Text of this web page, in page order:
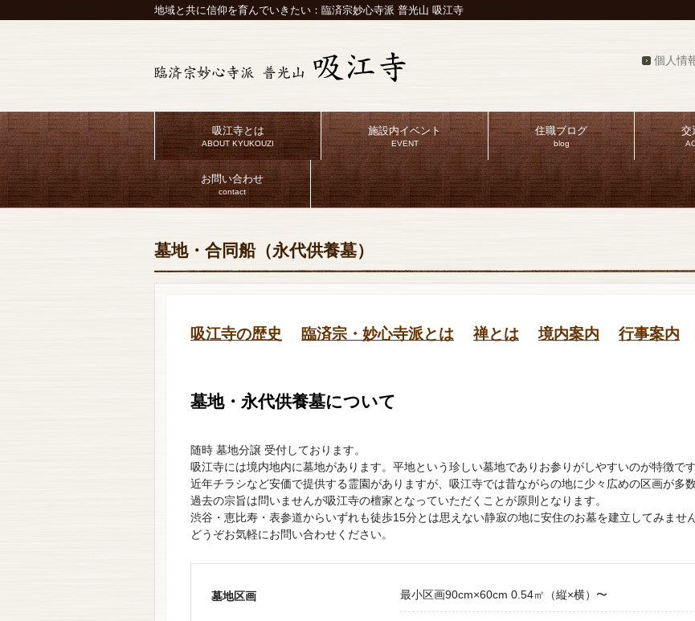
地域と共に信仰を育んでいきたい：臨済宗妙心寺派 普光山 吸江寺
個人情
吸江寺とは
ABOUT KYUKOUZI
施設内イベント
EVENT
住職ブログ
blog
交
お問い合わせ
contact
墓地・合同船（永代供養墓）
吸江寺の歴史 臨済宗・妙心寺派とは 禅とは 境内案内 行事案内
墓地・永代供養墓について
随時 墓地分譲 受付しております。
吸江寺には境内地内に墓地があります。平地という珍しい墓地でありお参りがしやすいのが特徴です
近年チラシなど安価で提供する霊園がありますが、吸江寺では昔ながらの地に少々広めの区画が多
過去の宗旨は問いませんが吸江寺の檀家となっていただくことが原則となります。
渋谷・恵比寿・表参道からいずれも徒歩15分とは思えない静寂の地に安住のお墓を建立してみません
どうぞお気軽にお問い合わせください。
墓地区画 最小区画90cm×60cm 0.54㎡（縦×横）〜